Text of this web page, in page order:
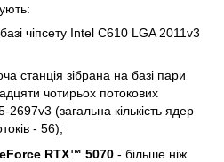
чіпсету Intel C610 LGA 2011v3
станція зібрана на базі пари
чотирьох потокових
(загальна кількість ядер
- 56);
RTX™ 5070 - більше ніж